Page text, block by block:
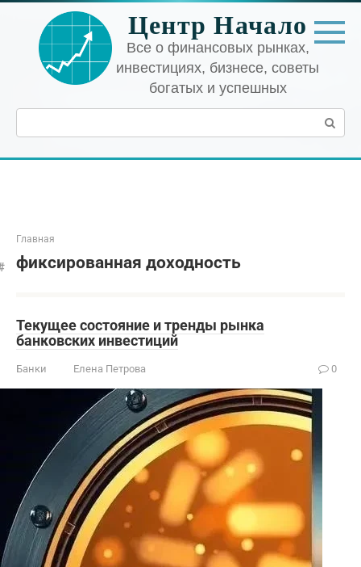
Перейти
контенту
Центр Начало
Все о финансовых рынках,
инвестициях, бизнесе, советы
богатых и успешных
Поиск:
Главная
фиксированная доходность
Текущее состояние и тренды рынка
банковских инвестиций
Банки Елена Петрова 0